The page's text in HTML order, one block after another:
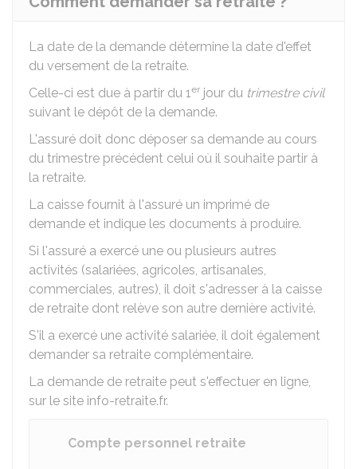
La date de la demande détermine la date d'effet
du versement de la retraite.
Celle-ci est due à partir du 1er jour du trimestre civil
suivant le dépôt de la demande.
L'assuré doit donc déposer sa demande au cours
du trimestre précédent celui où il souhaite partir à
la retraite.
La caisse fournit à l'assuré un imprimé de
demande et indique les documents à produire.
Si l'assuré a exercé une ou plusieurs autres
activités (salariées, agricoles, artisanales,
commerciales, autres), il doit s'adresser à la caisse
de retraite dont relève son autre dernière activité.
S'il a exercé une activité salariée, il doit également
demander sa retraite complémentaire.
La demande de retraite peut s'effectuer en ligne,
sur le site info-retraite.fr.
Compte personnel retraite